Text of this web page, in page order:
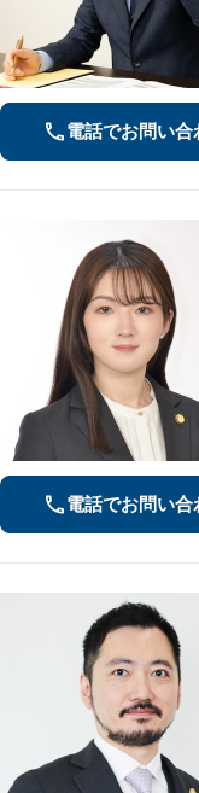
電話でお問い合
電話でお問い合